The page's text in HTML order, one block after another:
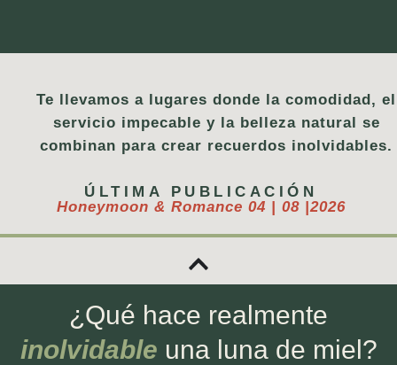
Te llevamos a lugares donde la comodidad, el
servicio impecable y la belleza natural se
combinan para crear recuerdos inolvidables.
ÚLTIMA PUBLICACIÓN
Honeymoon & Romance 04 | 08 |2026
¿Qué hace realmente
inolvidable una luna de miel?